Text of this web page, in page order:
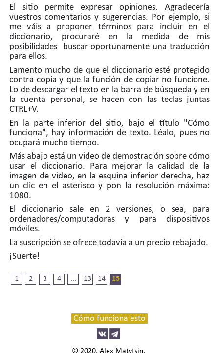
El sitio permite expresar opiniones. Agradecería
vuestros comentarios y sugerencias. Por ejemplo, si
me váis a proponer términos para incluir en el
diccionario, procuraré en la medida de mis
posibilidades buscar oportunamente una traducción
para ellos.
Lamento mucho de que el diccionario esté protegido
contra copia y que la función de copiar no funcione.
Lo de descargar el texto en la barra de búsqueda y en
la cuenta personal, se hacen con las teclas juntas
CTRL+V.
En la parte inferior del sitio, bajo el título "Cómo
funciona", hay información de texto. Léalo, pues no
ocupará mucho tiempo.
Más abajo está un video de demostración sobre cómo
usar el diccionario. Para mejorar la calidad de la
imagen de video, en la esquina inferior derecha, haz
un clic en el asterisco y pon la resolución máxima:
1080.
El diccionario sale en 2 versiones, o sea, para
ordenadores/computadoras y para dispositivos
móviles.
La suscripción se ofrece todavía a un precio rebajado.
¡Suerte!
1 2 3 4 ... 13 14 15
Cómo funciona esto
© 2020, Alex Matytsin.